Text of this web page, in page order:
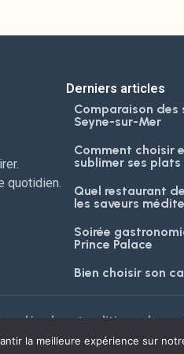
quotidien.
Derniers articles
Comparaison des
Seyne-sur-Mer
Comment choisir
sublimer ses
Quel restaurant
les saveurs
Soirée
Prince Palace
Bien choisir son
légales et politique de
sitela meilleure expérience sur